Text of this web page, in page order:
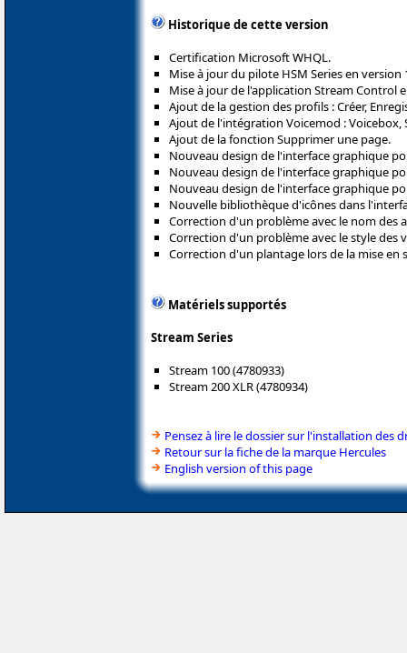
Historique de cette version
Certification Microsoft WHQL.
Mise à jour du pilote HSM Series en version
Mise à jour de l'application Stream Control
Ajout de la gestion des profils : Créer,
Ajout de l'intégration Voicemod : Voicebox,
Ajout de la fonction Supprimer une page.
Nouveau design de l'interface graphique
Nouveau design de l'interface graphique
Nouveau design de l'interface graphique
Nouvelle bibliothèque d'icônes dans
Correction d'un problème avec le nom des
Correction d'un problème avec le style des
Correction d'un plantage lors de la mise en
Matériels supportés
Stream Series
Stream 100 (4780933)
Stream 200 XLR (4780934)
Pensez à lire le dossier sur l'installation des
Retour sur la fiche de la marque Hercules
English version of this page